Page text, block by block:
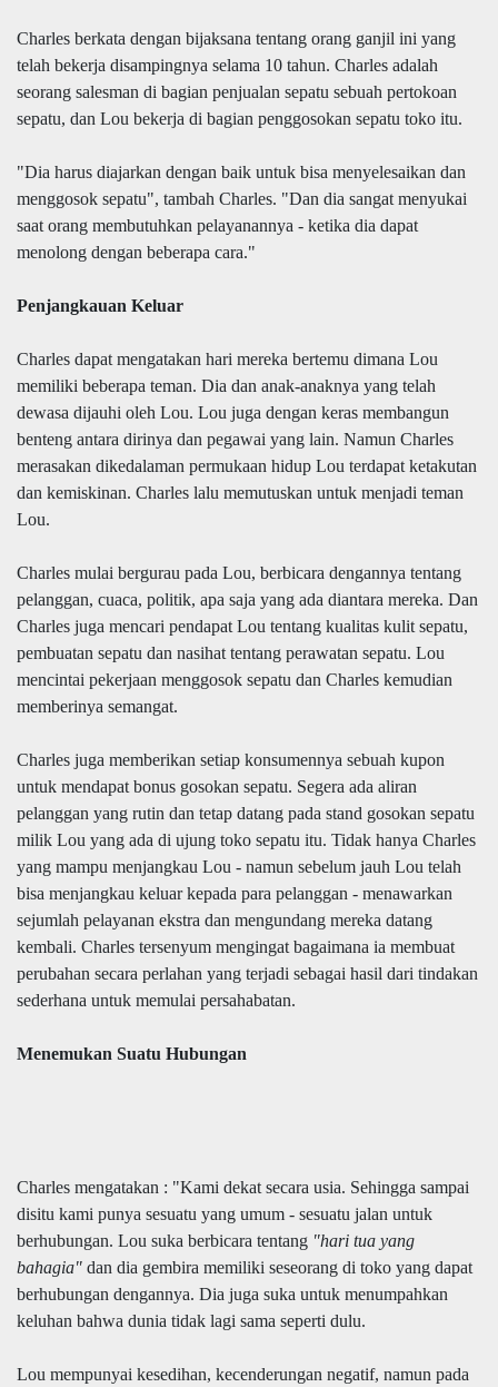
Charles berkata dengan bijaksana tentang orang ganjil ini yang
telah bekerja disampingnya selama 10 tahun. Charles adalah
seorang salesman di bagian penjualan sepatu sebuah pertokoan
sepatu, dan Lou bekerja di bagian penggosokan sepatu toko itu.
"Dia harus diajarkan dengan baik untuk bisa menyelesaikan dan
menggosok sepatu", tambah Charles. "Dan dia sangat menyukai
saat orang membutuhkan pelayanannya - ketika dia dapat
menolong dengan beberapa cara."
Penjangkauan Keluar
Charles dapat mengatakan hari mereka bertemu dimana Lou
memiliki beberapa teman. Dia dan anak-anaknya yang telah
dewasa dijauhi oleh Lou. Lou juga dengan keras membangun
benteng antara dirinya dan pegawai yang lain. Namun Charles
merasakan dikedalaman permukaan hidup Lou terdapat ketakutan
dan kemiskinan. Charles lalu memutuskan untuk menjadi teman
Lou.
Charles mulai bergurau pada Lou, berbicara dengannya tentang
pelanggan, cuaca, politik, apa saja yang ada diantara mereka. Dan
Charles juga mencari pendapat Lou tentang kualitas kulit sepatu,
pembuatan sepatu dan nasihat tentang perawatan sepatu. Lou
mencintai pekerjaan menggosok sepatu dan Charles kemudian
memberinya semangat.
Charles juga memberikan setiap konsumennya sebuah kupon
untuk mendapat bonus gosokan sepatu. Segera ada aliran
pelanggan yang rutin dan tetap datang pada stand gosokan sepatu
milik Lou yang ada di ujung toko sepatu itu. Tidak hanya Charles
yang mampu menjangkau Lou - namun sebelum jauh Lou telah
bisa menjangkau keluar kepada para pelanggan - menawarkan
sejumlah pelayanan ekstra dan mengundang mereka datang
kembali. Charles tersenyum mengingat bagaimana ia membuat
perubahan secara perlahan yang terjadi sebagai hasil dari tindakan
sederhana untuk memulai persahabatan.
Menemukan Suatu Hubungan
Charles mengatakan : "Kami dekat secara usia. Sehingga sampai
disitu kami punya sesuatu yang umum - sesuatu jalan untuk
berhubungan. Lou suka berbicara tentang "hari tua yang
bahagia" dan dia gembira memiliki seseorang di toko yang dapat
berhubungan dengannya. Dia juga suka untuk menumpahkan
keluhan bahwa dunia tidak lagi sama seperti dulu.
Lou mempunyai kesedihan, kecenderungan negatif, namun pada